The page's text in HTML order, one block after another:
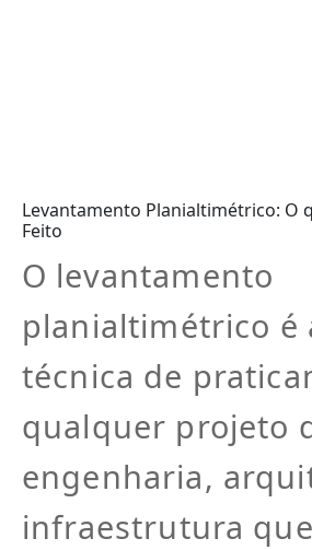
Levantamento Planialtimétrico: O
Feito
O levantamento
planialtimétrico é
técnica de
qualquer projeto
engenharia,
infraestrutura que